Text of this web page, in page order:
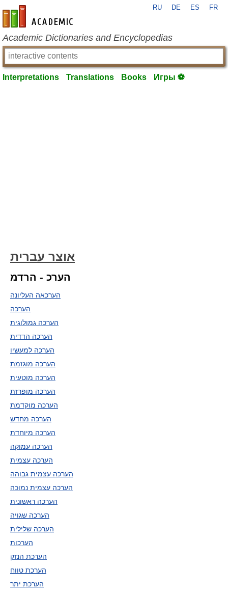
en-academic.com
RU DE ES FR
Academic Dictionaries and Encyclopedias
Interpretations Translations Books Игры ⚽
אוצר עברית
הערכ - הרדמ
הערכאה העליונה
הערכה
הערכה גמולוגית
הערכה הדדית
הערכה למעשיו
הערכה מוגזמת
הערכה מוטעית
הערכה מופרזת
הערכה מוקדמת
הערכה מחדש
הערכה מיוחדת
הערכה עמוקה
הערכה עצמית
הערכה עצמית גבוהה
הערכה עצמית נמוכה
הערכה ראשונית
הערכה שגויה
הערכה שלילית
הערכות
הערכת הנזק
הערכת טווח
הערכת יתר